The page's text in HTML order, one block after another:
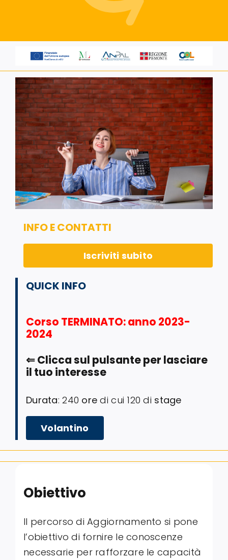
Richiedi informazioni
INFO E CONTATTI
Iscriviti subito
QUICK INFO
Corso TERMINATO: anno 2023-
2024
⇐Clicca sul pulsante per lasciare
il tuo interesse
Durata: 240 ore di cui 120 di stage
Volantino
Obiettivo
Il percorso di Aggiornamento si pone
l’obiettivo di fornire le conoscenze
necessarie per rafforzare le capacità